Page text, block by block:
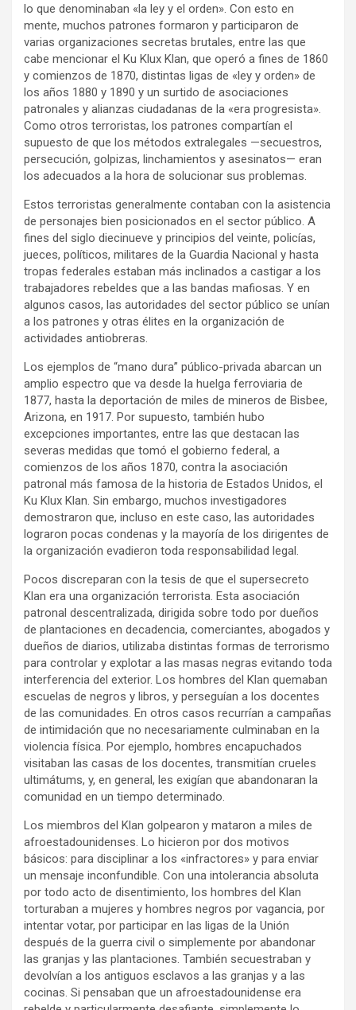
lo que denominaban «la ley y el orden». Con esto en
mente, muchos patrones formaron y participaron de
varias organizaciones secretas brutales, entre las que
cabe mencionar el Ku Klux Klan, que operó a fines de 1860
y comienzos de 1870, distintas ligas de «ley y orden» de
los años 1880 y 1890 y un surtido de asociaciones
patronales y alianzas ciudadanas de la «era progresista».
Como otros terroristas, los patrones compartían el
supuesto de que los métodos extralegales —secuestros,
persecución, golpizas, linchamientos y asesinatos— eran
los adecuados a la hora de solucionar sus problemas.
Estos terroristas generalmente contaban con la asistencia
de personajes bien posicionados en el sector público. A
fines del siglo diecinueve y principios del veinte, policías,
jueces, políticos, militares de la Guardia Nacional y hasta
tropas federales estaban más inclinados a castigar a los
trabajadores rebeldes que a las bandas mafiosas. Y en
algunos casos, las autoridades del sector público se unían
a los patrones y otras élites en la organización de
actividades antiobreras.
Los ejemplos de “mano dura” público-privada abarcan un
amplio espectro que va desde la huelga ferroviaria de
1877, hasta la deportación de miles de mineros de Bisbee,
Arizona, en 1917. Por supuesto, también hubo
excepciones importantes, entre las que destacan las
severas medidas que tomó el gobierno federal, a
comienzos de los años 1870, contra la asociación
patronal más famosa de la historia de Estados Unidos, el
Ku Klux Klan. Sin embargo, muchos investigadores
demostraron que, incluso en este caso, las autoridades
lograron pocas condenas y la mayoría de los dirigentes de
la organización evadieron toda responsabilidad legal.
Pocos discreparan con la tesis de que el supersecreto
Klan era una organización terrorista. Esta asociación
patronal descentralizada, dirigida sobre todo por dueños
de plantaciones en decadencia, comerciantes, abogados y
dueños de diarios, utilizaba distintas formas de terrorismo
para controlar y explotar a las masas negras evitando toda
interferencia del exterior. Los hombres del Klan quemaban
escuelas de negros y libros, y perseguían a los docentes
de las comunidades. En otros casos recurrían a campañas
de intimidación que no necesariamente culminaban en la
violencia física. Por ejemplo, hombres encapuchados
visitaban las casas de los docentes, transmitían crueles
ultimátums, y, en general, les exigían que abandonaran la
comunidad en un tiempo determinado.
Los miembros del Klan golpearon y mataron a miles de
afroestadounidenses. Lo hicieron por dos motivos
básicos: para disciplinar a los «infractores» y para enviar
un mensaje inconfundible. Con una intolerancia absoluta
por todo acto de disentimiento, los hombres del Klan
torturaban a mujeres y hombres negros por vagancia, por
intentar votar, por participar en las ligas de la Unión
después de la guerra civil o simplemente por abandonar
las granjas y las plantaciones. También secuestraban y
devolvían a los antiguos esclavos a las granjas y a las
cocinas. Si pensaban que un afroestadounidense era